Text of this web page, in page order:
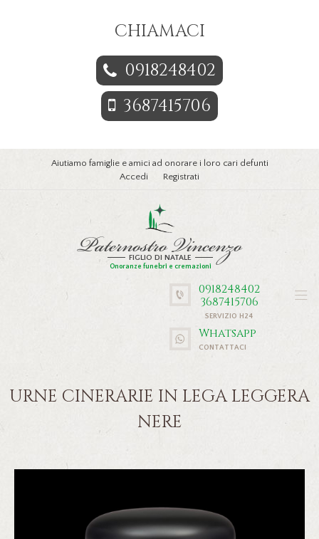
CHIAMACI
0918248402
3687415706
Aiutiamo famiglie e amici ad onorare i loro cari defunti
Accedi
Registrati
Paternostro Vincenzo
FIGLIO DI NATALE
Onoranze funebri e cremazioni
0918248402
3687415706
SERVIZIO H24
Whatsapp
CONTATTACI
URNE CINERARIE IN LEGA LEGGERA
NERE